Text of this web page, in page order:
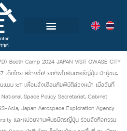
Booth Camp 2024 JAPAN VISIT OWASE CITY
เด็กไทย สร้างชื่อ! ยกทัพโกอินเตอร์ญี่ปุ่น นำผู้ชนะ
บบ IoT เพื่อแจ้งเตือนภัยพิบัติล่วงหน้า เมื่อวันที่
Space Policy Secretariat, Cabinet
Asia, Japan Aerospace Exploration Agency
และหน่วยงานพันธมิตรญี่ปุ่น ร่วมจัดกิจกรรม